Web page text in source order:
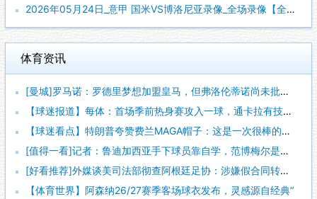
2026年05月24日_意甲 国米VS博洛尼亚录像_全场录像【全场回放】
体育资讯
[曼城]罗马诺：罗德里梦想加盟皇马，但弗洛伦蒂诺尚未批准引进
【球迷报道】每体：首场季前热身赛攻入一球，通卡拉有技术有身体
【球迷看点】特朗普夸赞费兰MAGA帽子：这是一次很棒的致敬，
[值得一看]记者：鲁迪加西亚手下球员靠自学，范博梅尔是更年轻
[好看推荐]外媒谈美司法部彻查阿根廷足协：涉嫌假合同转移资金
【体育世界】阿森纳26/27赛季客场球衣发布，灵感源自经典“